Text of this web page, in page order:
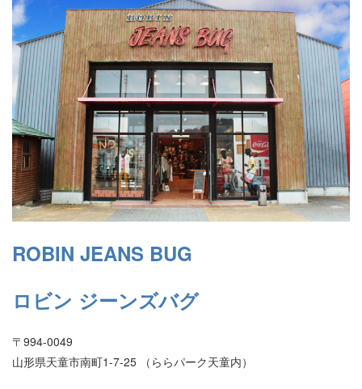
ROBIN JEANS BUG
ロビン ジーンズバグ
〒994-0049
山形県天童市南町1-7-25 （ららパーク天童内）